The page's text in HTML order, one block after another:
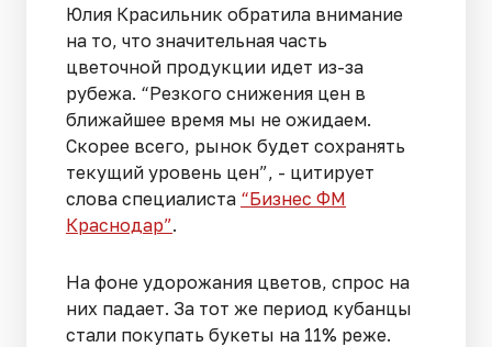
Юлия Красильник обратила внимание
на то, что значительная часть
цветочной продукции идет из-за
рубежа. “Резкого снижения цен в
ближайшее время мы не ожидаем.
Скорее всего, рынок будет сохранять
текущий уровень цен”, - цитирует
слова специалиста “Бизнес ФМ
Краснодар”.
На фоне удорожания цветов, спрос на
них падает. За тот же период кубанцы
стали покупать букеты на 11% реже.